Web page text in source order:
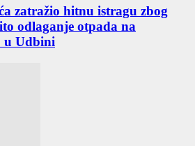
zatražio hitnu istragu zbog
odlaganje otpada na
u Udbini